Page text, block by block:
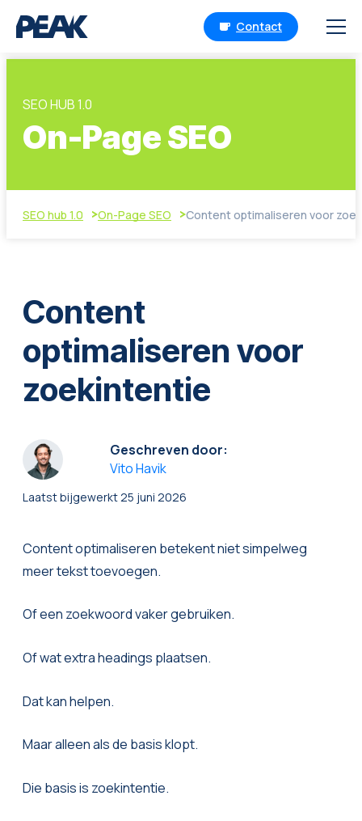
Contact
SEO HUB 1.0
On-Page SEO
SEO hub 1.0 On-Page SEO Content optimaliseren voor
Content
optimaliseren voor
zoekintentie
Geschreven door:
Vito Havik
Laatst bijgewerkt 25 juni 2026
Content optimaliseren betekent niet simpelweg
meer tekst toevoegen.
Of een zoekwoord vaker gebruiken.
Of wat extra headings plaatsen.
Dat kan helpen.
Maar alleen als de basis klopt.
Die basis is zoekintentie.